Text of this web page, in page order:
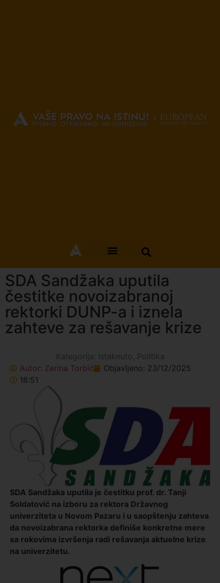
SDA Sandžaka uputila
čestitke novoizabranoj
rektorki DUNP-a i iznela
zahteve za rešavanje krize
Kategorija: Istaknuto , Politika
Autor: Zerina Torbić Objavljeno: 23/12/2025
16:51
SDA Sandžaka uputila je čestitku prof. dr. Tanji
Soldatović na izboru za rektora Državnog
univerziteta u Novom Pazaru i u saopštenju zahteva
da novoizabrana rektorka definiše konkretne mere
sa rokovima izvršenja radi rešavanja aktuelne krize
na univerzitetu.